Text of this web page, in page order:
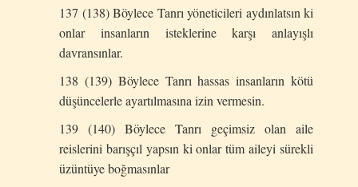
137 (138) Böylece Tanrı yöneticileri aydınlatsın ki
onlar insanların isteklerine karşı anlayışlı
davransınlar.
138 (139) Böylece Tanrı hassas insanların kötü
düşüncelerle ayartılmasına izin vermesin.
139 (140) Böylece Tanrı geçimsiz olan aile
reislerini barışçıl yapsın ki onlar tüm aileyi sürekli
üzüntüye boğmasınlar